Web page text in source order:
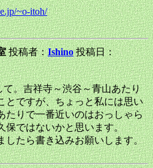
~o-itoh/
投稿者：Ishino 投稿日：
て。吉祥寺～渋谷～青山あたり
とですが、ちょっと私には思い
たりで一番近いのはおっしゃら
保ではないかと思います。
したら書き込みお願いします。